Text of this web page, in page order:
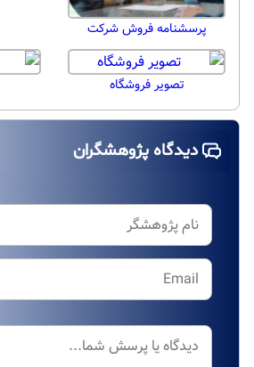
پرسشنامه فروش شرکت
تصویر فروشگاه
دیدگاه پژوهشگران